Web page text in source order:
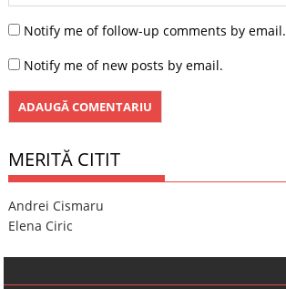
Notify me of follow-up comments by email.
Notify me of new posts by email.
MERITĂ CITIT
Andrei Cismaru
Elena Ciric